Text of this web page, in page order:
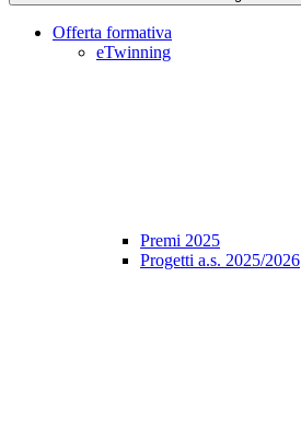
Offerta formativa
eTwinning
Premi 2025
Progetti a.s. 2025/2026